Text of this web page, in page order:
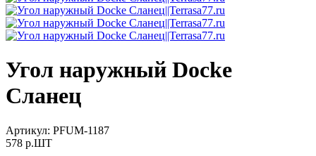
Угол наружный Docke
Сланец
Артикул: PFUM-1187
578 p.ШТ